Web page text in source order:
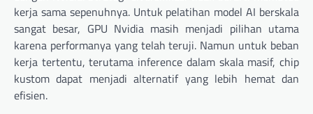
kerja sama sepenuhnya. Untuk pelatihan model AI berskala
sangat besar, GPU Nvidia masih menjadi pilihan utama
karena performanya yang telah teruji. Namun untuk beban
kerja tertentu, terutama inference dalam skala masif, chip
kustom dapat menjadi alternatif yang lebih hemat dan
efisien.